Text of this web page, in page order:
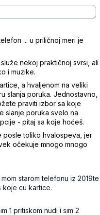
... u priličnoj meri je
nekoj praktičnoj svrsi, ali
i muzike.
a hvaljenom na veliki
slanja poruka. Jednostavno,
praviti izbor sa koje
slanje poruka svelo na
- pitaj sa koje hoćeš.
posle toliko hvalospeva, jer
očekuje mnogo mnogo
starom telefonu iz 2019te
koje cu kartice.
1 pritiskom nudi i sim 2